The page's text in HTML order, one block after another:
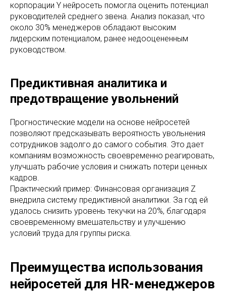
корпорации Y нейросеть помогла оценить потенциал
руководителей среднего звена. Анализ показал, что
около 30% менеджеров обладают высоким
лидерским потенциалом, ранее недооцененным
руководством.
Предиктивная аналитика и
предотвращение увольнений
Прогностические модели на основе нейросетей
позволяют предсказывать вероятность увольнения
сотрудников задолго до самого события. Это дает
компаниям возможность своевременно реагировать,
улучшать рабочие условия и снижать потери ценных
кадров.
Практический пример: Финансовая организация Z
внедрила систему предиктивной аналитики. За год ей
удалось снизить уровень текучки на 20%, благодаря
своевременному вмешательству и улучшению
условий труда для группы риска.
Преимущества использования
нейросетей для HR-менеджеров